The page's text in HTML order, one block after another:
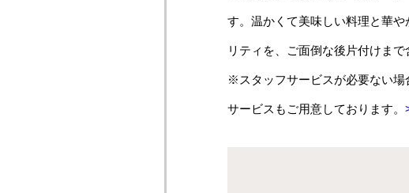
す。温かくて美味しい料理と華
リティを、ご面倒な後片付けま
※スタッフサービスが必要ない
サービスもご用意しております。